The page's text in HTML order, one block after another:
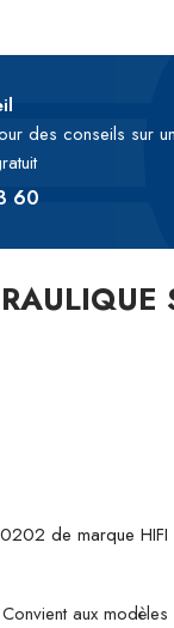
des conseils sur
60
de marque HIFI
aux